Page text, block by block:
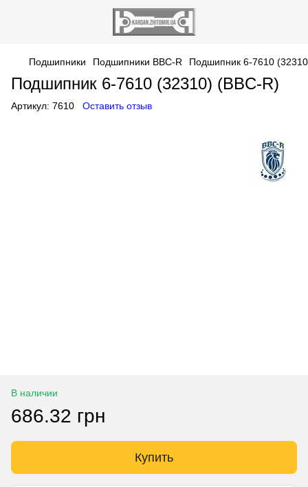
Подшипники Подшипники BBC-R Подшипник 6-7610
Подшипник 6-7610 (32310) (BBC-R)
Артикул: 7610 Оставить отзыв
В наличии
686.32 грн
Купить